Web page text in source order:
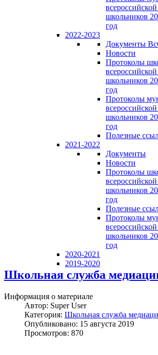
школьников
год
2022-2023
Документы
Новости
Протоколы
школьников
год
Протоколы
школьников
год
Полезные
2021-2022
Документы
Новости
Протоколы
школьников
год
Полезные
Протоколы
школьников
год
2020-2021
2019-2020
Школьная служба
Информация о материале
Автор: Super User
Категория: Школьная служба
Опубликовано: 15 августа 2019
Просмотров: 870